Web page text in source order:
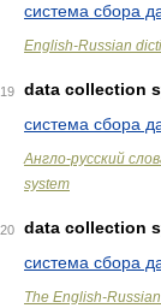
система сбора
English-Russian
19
data collection
система сбора
Англо-русский
system
20
data collection
система сбора
The English-